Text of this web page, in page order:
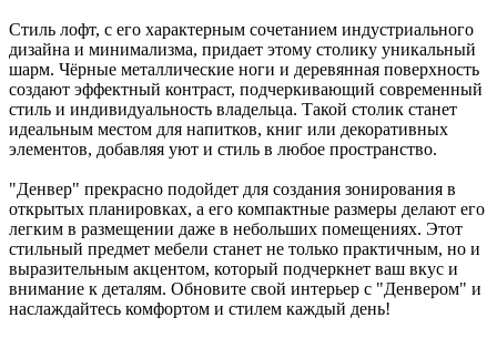
Стиль лофт, с его характерным сочетанием индустриального
дизайна и минимализма, придает этому столику уникальный
шарм. Чёрные металлические ноги и деревянная поверхность
создают эффектный контраст, подчеркивающий современный
стиль и индивидуальность владельца. Такой столик станет
идеальным местом для напитков, книг или декоративных
элементов, добавляя уют и стиль в любое пространство.
"Денвер" прекрасно подойдет для создания зонирования в
открытых планировках, а его компактные размеры делают его
легким в размещении даже в небольших помещениях. Этот
стильный предмет мебели станет не только практичным, но и
выразительным акцентом, который подчеркнет ваш вкус и
внимание к деталям. Обновите свой интерьер с "Денвером" и
наслаждайтесь комфортом и стилем каждый день!